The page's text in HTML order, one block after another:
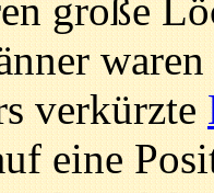
große
verkürzte
eine